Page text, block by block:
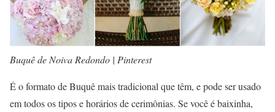
Buquê de Noiva Redondo | Pinterest
É o formato de Buquê mais tradicional que têm, e pode ser usado
em todos os tipos e horários de cerimônias. Se você é baixinha,